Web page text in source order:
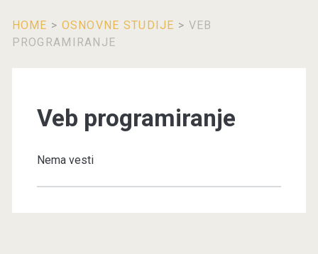
HOME > OSNOVNE STUDIJE > VEB
PROGRAMIRANJE
Veb programiranje
Nema vesti